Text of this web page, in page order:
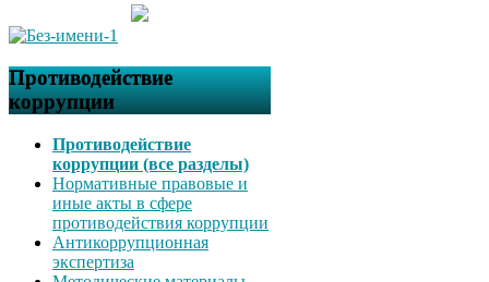
Противодействие
коррупции
Противодействие
коррупции (все разделы)
Нормативные правовые и
иные акты в сфере
противодействия коррупции
Антикоррупционная
экспертиза